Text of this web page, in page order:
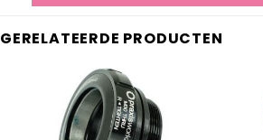
GERELATEERDE PRODUCTEN